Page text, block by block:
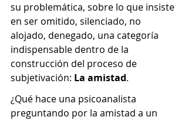
su problemática, sobre lo que insiste
en ser omitido, silenciado, no
alojado, denegado, una categoría
indispensable dentro de la
construcción del proceso de
subjetivación: La amistad.
¿Qué hace una psicoanalista
preguntando por la amistad a un